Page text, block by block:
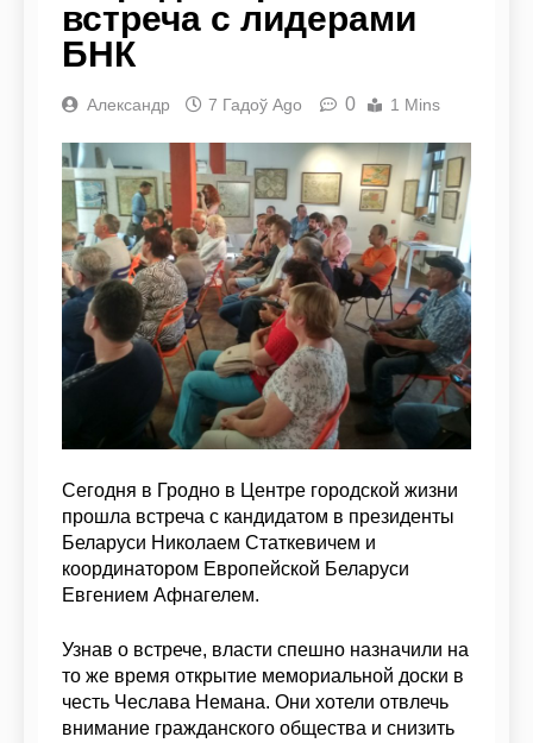
встреча с лидерами
БНК
Александр 7 Гадоў Ago 0 1 Mins
Сегодня в Гродно в Центре городской жизни
прошла встреча с кандидатом в президенты
Беларуси Николаем Статкевичем и
координатором Европейской Беларуси
Евгением Афнагелем.
Узнав о встрече, власти спешно назначили на
то же время открытие мемориальной доски в
честь Чеслава Немана. Они хотели отвлечь
внимание гражданского общества и снизить